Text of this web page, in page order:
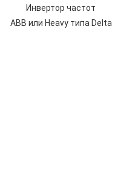
Инвертор частот
ABB или Heavy типа Delta